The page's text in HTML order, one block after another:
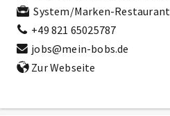
System/Marken-Restaurant
+49 821 65025787
jobs@mein-bobs.de
Zur Webseite